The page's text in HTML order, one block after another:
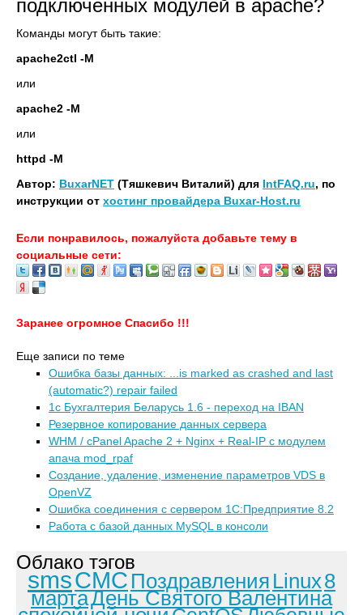
подключенных модулей в apache?
Команды могут быть такие:
apache2ctl -M
или
apache2 -M
или
httpd -M
Автор: BuxarNET (Тяшкевич Виталий) для IntFAQ.ru, по
инструкции от хостинг провайдера Buxar-Host.ru
Если понравилось, пожалуйста добавьте тему в
социальные сети:
Заранее огромное Спасибо !!!
Еще записи по теме
Ошибка базы данных: ...is marked as crashed and last
(automatic?) repair failed
1с Бухгалтерия Беларусь 1.6 - переход на IBAN
Резервное копирование данных сервера
WHM / cPanel Apache 2 + Nginx + Real-IP с модулем
апача mod_rpaf
Создание, удаление, изменение параметров VDS в
OpenVZ
Ошибка соединения с сервером 1С:Предприятие 8.2
Работа с базой данных MySQL в консоли
Облако тэгов
smsСМС Поздравления Linux8
мартаДень Святого Валентина